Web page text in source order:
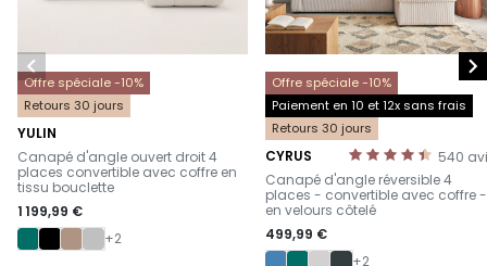
Offre spéciale -10%
Retours 30 jours
YULIN
-
Canapé d'angle ouvert droit 4
places convertible avec coffre en
tissu bouclette
1 199,99 €
+2
Offre spéciale -10%
Paiement en 10 et 12x sans frais
Retours 30 jours
540
CYRUS
-
Canapé d'angle réversible 4
places - convertible avec coffre -
en velours côtelé
499,99 €
+2
 